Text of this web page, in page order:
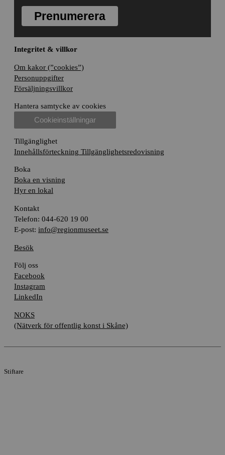
Prenumerera
Integritet & villkor
Om kakor (”cookies”)
Personuppgifter
Försäljningsvillkor
Hantera samtycke av cookies
Cookieinställningar
Tillgänglighet
Innehållsförteckning Tillgänglighetsredovisning
Boka
Boka en visning
Hyr en lokal
Kontakt
Telefon: 044-620 19 00
E-post: info@regionmuseet.se
Besök
Följ oss
Facebook
Instagram
LinkedIn
NOKS
(Nätverk för offentlig konst i Skåne)
Stiftare